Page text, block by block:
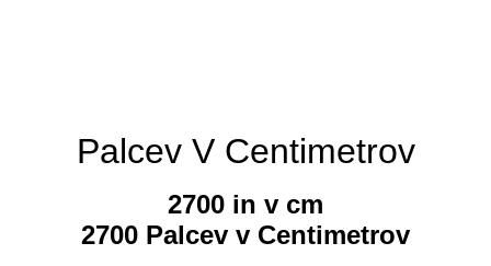
Palcev V Centimetrov
2700 in v cm
2700 Palcev v Centimetrov